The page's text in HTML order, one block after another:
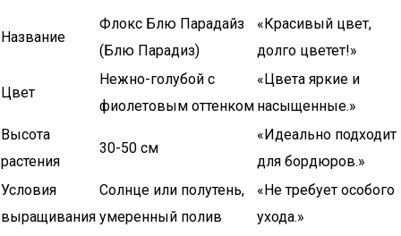
Название
Флокс Блю Парадайз
(Блю Парадиз)
«Красивый цвет,
долго цветет!»
Цвет
Нежно-голубой с
фиолетовым оттенком
«Цвета яркие и
насыщенные.»
Высота
растения
30-50 см
«Идеально подходит
для бордюров.»
Условия
выращивания
Солнце или полутень,
умеренный полив
«Не требует особого
ухода.»